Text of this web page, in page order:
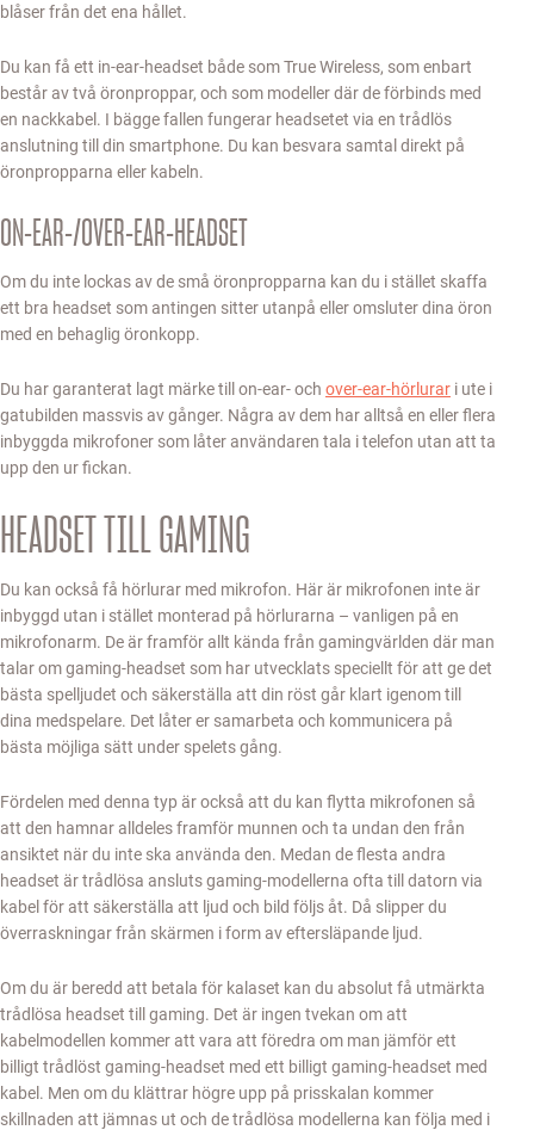
blåser från det ena hållet.
Du kan få ett in-ear-headset både som True Wireless, som enbart
består av två öronproppar, och som modeller där de förbinds med
en nackkabel. I bägge fallen fungerar headsetet via en trådlös
anslutning till din smartphone. Du kan besvara samtal direkt på
öronpropparna eller kabeln.
ON-EAR-/OVER-EAR-HEADSET
Om du inte lockas av de små öronpropparna kan du i stället skaffa
ett bra headset som antingen sitter utanpå eller omsluter dina öron
med en behaglig öronkopp.
Du har garanterat lagt märke till on-ear- och over-ear-hörlurar i ute i
gatubilden massvis av gånger. Några av dem har alltså en eller flera
inbyggda mikrofoner som låter användaren tala i telefon utan att ta
upp den ur fickan.
HEADSET TILL GAMING
Du kan också få hörlurar med mikrofon. Här är mikrofonen inte är
inbyggd utan i stället monterad på hörlurarna – vanligen på en
mikrofonarm. De är framför allt kända från gamingvärlden där man
talar om gaming-headset som har utvecklats speciellt för att ge det
bästa spelljudet och säkerställa att din röst går klart igenom till
dina medspelare. Det låter er samarbeta och kommunicera på
bästa möjliga sätt under spelets gång.
Fördelen med denna typ är också att du kan flytta mikrofonen så
att den hamnar alldeles framför munnen och ta undan den från
ansiktet när du inte ska använda den. Medan de flesta andra
headset är trådlösa ansluts gaming-modellerna ofta till datorn via
kabel för att säkerställa att ljud och bild följs åt. Då slipper du
överraskningar från skärmen i form av eftersläpande ljud.
Om du är beredd att betala för kalaset kan du absolut få utmärkta
trådlösa headset till gaming. Det är ingen tvekan om att
kabelmodellen kommer att vara att föredra om man jämför ett
billigt trådlöst gaming-headset med ett billigt gaming-headset med
kabel. Men om du klättrar högre upp på prisskalan kommer
skillnaden att jämnas ut och de trådlösa modellerna kan följa med i